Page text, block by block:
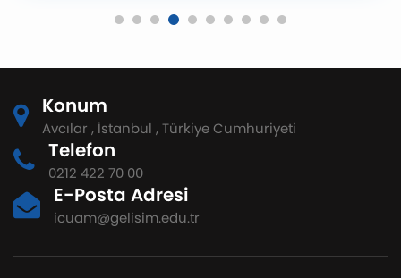
Konum
Avcılar , İstanbul , Türkiye Cumhuriyeti
Telefon
0212 422 70 00
E-Posta Adresi
icuam@gelisim.edu.tr